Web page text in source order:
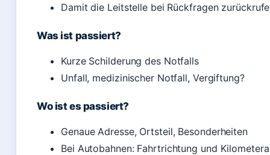
Damit die Leitstelle bei Rückfragen
Was ist passiert?
Kurze Schilderung des Notfalls
Unfall, medizinischer Notfall, Vergiftung?
Wo ist es passiert?
Genaue Adresse, Ortsteil, Besonderheiten
Bei Autobahnen: Fahrtrichtung und